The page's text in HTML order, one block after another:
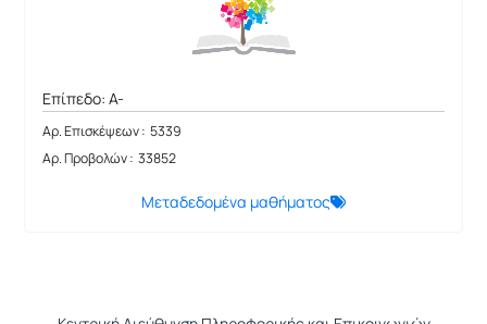
Επίπεδο: A-
Αρ. Επισκέψεων : 5339
Αρ. Προβολών : 33852
Μεταδεδομένα μαθήματος